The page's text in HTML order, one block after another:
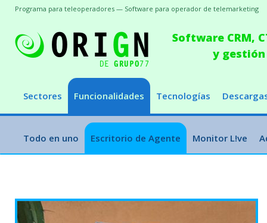
Software CRM,
y
Sectores Funcionalidades Tecnologías
Todo en uno Escritorio de Agente Monitor L!ve
Programa para teleoperadores — Software para operador de telemarketing